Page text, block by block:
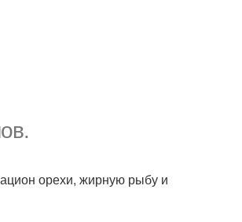
орехи, жирную рыбу и